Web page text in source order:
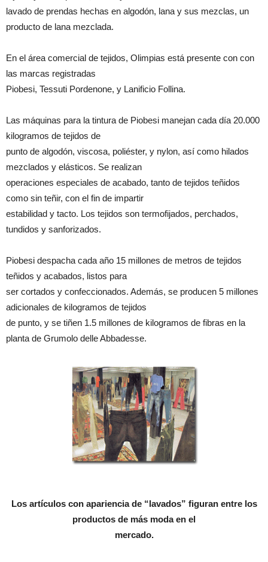
lavado de prendas hechas en algodón, lana y sus mezclas, un
producto de lana mezclada.
En el área comercial de tejidos, Olimpias está presente con con
las marcas registradas
Piobesi, Tessuti Pordenone, y Lanificio Follina.
Las máquinas para la tintura de Piobesi manejan cada día 20.000
kilogramos de tejidos de
punto de algodón, viscosa, poliéster, y nylon, así como hilados
mezclados y elásticos. Se realizan
operaciones especiales de acabado, tanto de tejidos teñidos
como sin teñir, con el fin de impartir
estabilidad y tacto. Los tejidos son termofijados, perchados,
tundidos y sanforizados.
Piobesi despacha cada año 15 millones de metros de tejidos
teñidos y acabados, listos para
ser cortados y confeccionados. Además, se producen 5 millones
adicionales de kilogramos de tejidos
de punto, y se tiñen 1.5 millones de kilogramos de fibras en la
planta de Grumolo delle Abbadesse.
Los artículos con apariencia de “lavados” figuran entre los
productos de más moda en el
mercado.